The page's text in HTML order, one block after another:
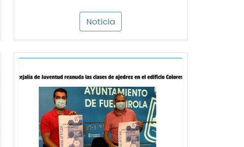
Noticia